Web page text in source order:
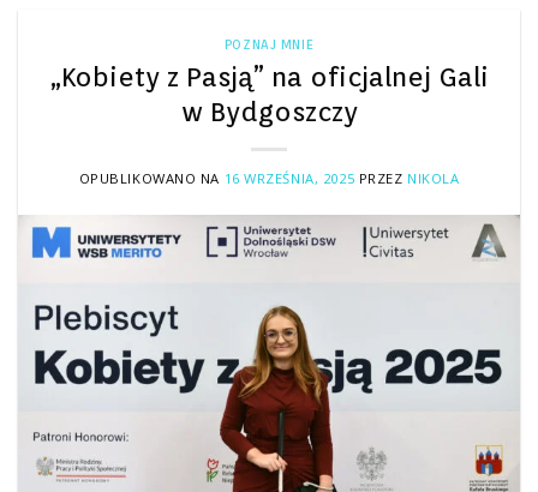
POZNAJ MNIE
„Kobiety z Pasją” na oficjalnej Gali
w Bydgoszczy
OPUBLIKOWANO NA 16 WRZEŚNIA, 2025 PRZEZ NIKOLA